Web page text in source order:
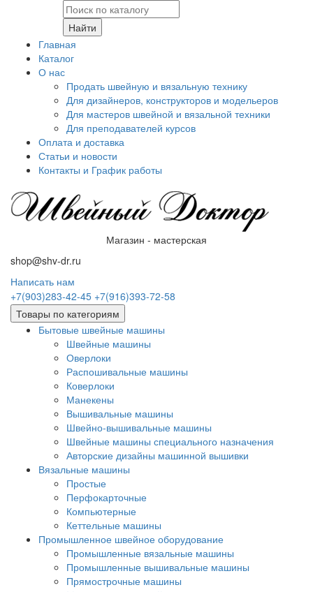
Найти
Главная
Каталог
О нас
Продать швейную и вязальную технику
Для дизайнеров, конструкторов и модельеров
Для мастеров швейной и вязальной техники
Для преподавателей курсов
Оплата и доставка
Статьи и новости
Контакты и График работы
Магазин - мастерская
shop@shv-dr.ru
Написать нам
+7(903)283-42-45 +7(916)393-72-58
Товары по категориям
Бытовые швейные машины
Швейные машины
Оверлоки
Распошивальные машины
Коверлоки
Манекены
Вышивальные машины
Швейно-вышивальные машины
Швейные машины специального назначения
Авторские дизайны машинной вышивки
Вязальные машины
Простые
Перфокарточные
Компьютерные
Кеттельные машины
Промышленное швейное оборудование
Промышленные вязальные машины
Промышленные вышивальные машины
Прямострочные машины